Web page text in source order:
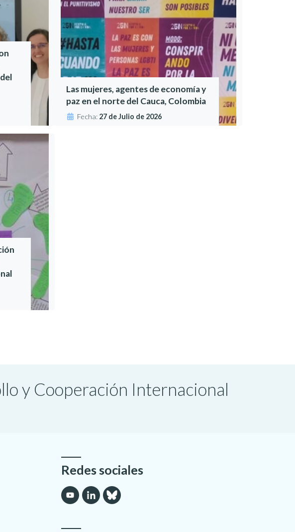
Las mujeres, agentes de economía y
paz en el norte del Cauca, Colombia
Fecha: 27 de Julio de 2026
y Cooperación Internacional
Redes sociales